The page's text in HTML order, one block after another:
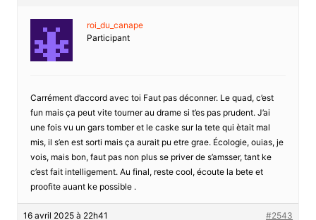
roi_du_canape
Participant
Carrément d’accord avec toi Faut pas déconner. Le quad, c’est
fun mais ça peut vite tourner au drame si t’es pas prudent. J’ai
une fois vu un gars tomber et le caske sur la tete qui ètait mal
mis, il s’en est sorti mais ça aurait pu etre grae. Écologie, ouias, je
vois, mais bon, faut pas non plus se priver de s’amsser, tant ke
c’est fait intelligement. Au final, reste cool, écoute la bete et
proofite auant ke possible .
16 avril 2025 à 22h41 #2543